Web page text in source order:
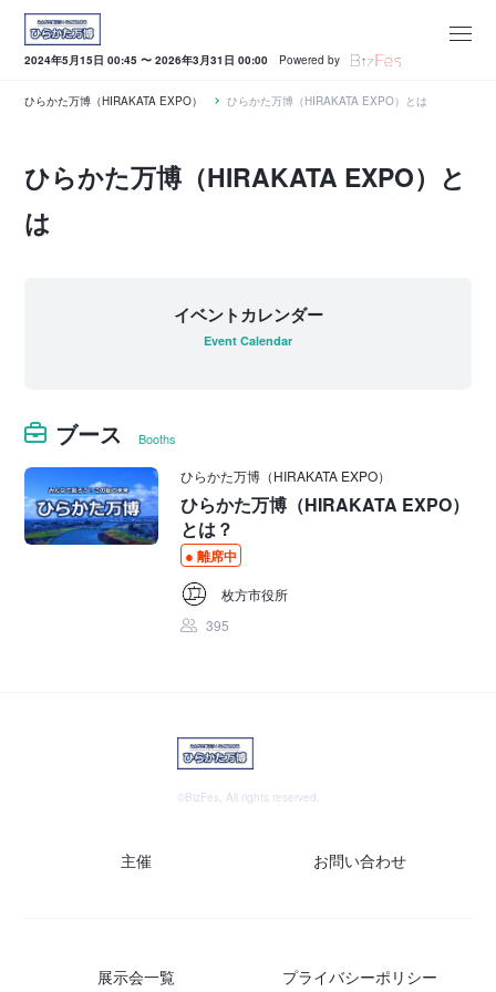
2024年5月15日 00:45 〜 2026年3月31日 00:00 Powered by
ひらかた万博（HIRAKATA EXPO） ひらかた万博（HIRAKATA EXPO）とは
ひらかた万博（HIRAKATA EXPO）と
は
イベントカレンダー
Event Calendar
ブース Booths
ひらかた万博（HIRAKATA EXPO）
ひらかた万博（HIRAKATA EXPO）
とは？
離席中
枚方市役所
395
©BizFes, All rights reserved.
主催 お問い合わせ
展示会一覧 プライバシーポリシー